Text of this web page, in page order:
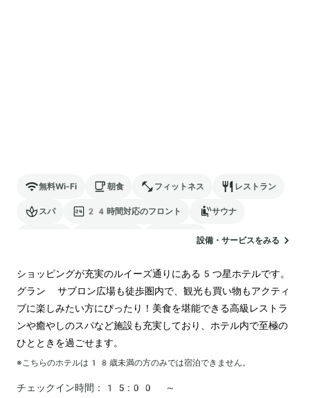
無料Wi-Fi 朝食 フィットネス レストラン
スパ 24時間対応のフロント サウナ
空港送迎設備・サービスをみる
ショッピングが充実のルイーズ通りにある5つ星ホテルです。
グラン サブロン広場も徒歩圏内で、観光も買い物もアクティ
ブに楽しみたい方にぴったり！美食を堪能できる高級レストラ
ンや癒やしのスパなど施設も充実しており、ホテル内で至極の
ひとときを過ごせます。
※こちらのホテルは 18 歳未満の方のみでは宿泊できません。
チェックイン時間：
15:00 ～